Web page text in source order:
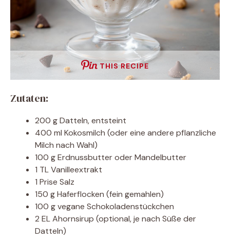
THIS RECIPE
Zutaten:
200 g Datteln, entsteint
400 ml Kokosmilch (oder eine andere pflanzliche
Milch nach Wahl)
100 g Erdnussbutter oder Mandelbutter
1 TL Vanilleextrakt
1 Prise Salz
150 g Haferflocken (fein gemahlen)
100 g vegane Schokoladenstückchen
2 EL Ahornsirup (optional, je nach Süße der
Datteln)